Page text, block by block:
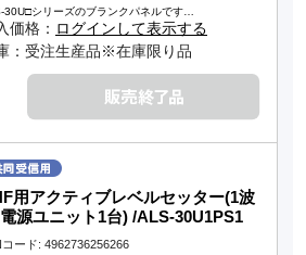
30U□シリーズのブランクパネルです…
価格： ログインして表示する
：受注生産品※在庫限り品
用アクティブレベルセッター(1波
源ユニット1台) /ALS-30U1PS1
ード: 4962736256266